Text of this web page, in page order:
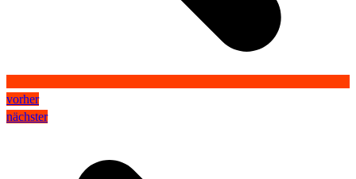
vorher
nächster